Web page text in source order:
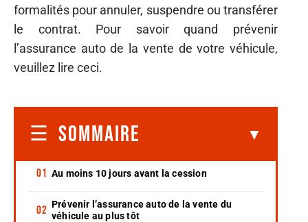
formalités pour annuler, suspendre ou transférer
le contrat. Pour savoir quand prévenir
l’assurance auto de la vente de votre véhicule,
veuillez lire ceci.
SOMMAIRE
Au moins 10 jours avant la cession
Prévenir l’assurance auto de la vente du
véhicule au plus tôt